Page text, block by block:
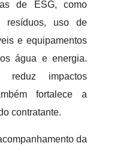
de ESG, como
resíduos, uso de
e equipamentos
água e energia.
reduz impactos
fortalece a
contratante.
da